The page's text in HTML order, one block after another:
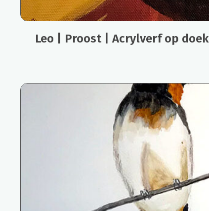
Leo | Proost | Acrylverf op doek